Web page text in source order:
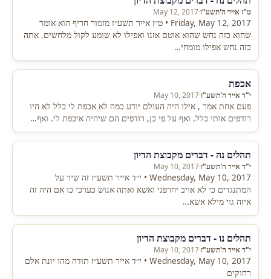
ט"ז אייר ה'תשע"ז·
May 12, 2017
Friday, May 12, 2017 • ט״ז אייר תשע״ז מזמור חריף הוא אומר
שהוא כזה נחש שהוא אוטם אזנו ואפילו לא שומע לקול מלחשים. אתה
כזה נחש אפילו מומחי…
אכפת
י"ד אייר ה'תשע"ז·
May 10, 2017
פעם אחת אמר , אילו היה העולם יודע כמה לא אכפת לי כלל לא היו
רודפים אותי כלל. ואף על פי כן, רודפים הם שיהיה איכפת לי. ואף…
תהלים נה - דברים מקבוצת הדיון
י"ד אייר ה'תשע"ז·
May 10, 2017
Wednesday, May 10, 2017 • י״ד אייר תשע״ז זה שיר על
המתנגדים כי לא אויב יחרפני ואשא ואתה אנוש כערכי כו אם היה זה
איזה גוי מילא אשא…
תהלים נו - דברים מקבוצת הדיון
י"ד אייר ה'תשע"ז·
May 10, 2017
Wednesday, May 10, 2017 • י״ד אייר תשע״ז תודה מהו יונת אלם
רחוקים